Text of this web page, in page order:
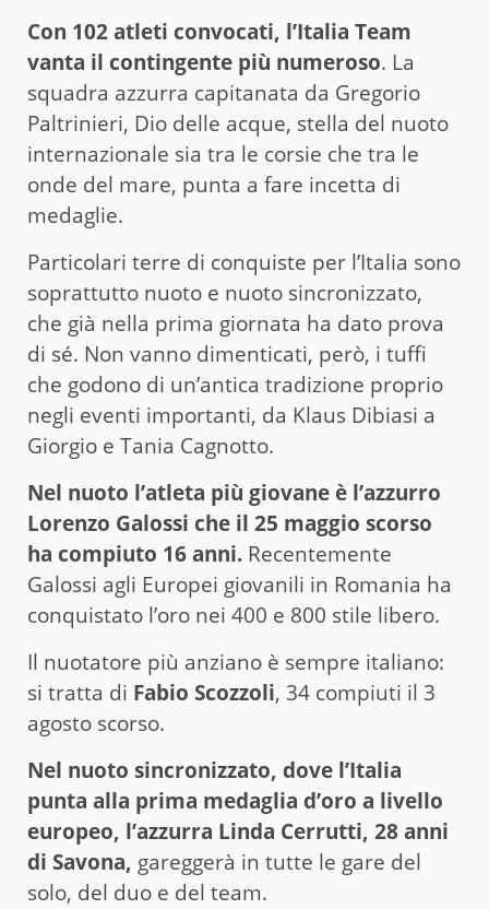
Con 102 atleti convocati, l’Italia Team
vanta il contingente più numeroso. La
squadra azzurra capitanata da Gregorio
Paltrinieri, Dio delle acque, stella del nuoto
internazionale sia tra le corsie che tra le
onde del mare, punta a fare incetta di
medaglie.
Particolari terre di conquiste per l’Italia sono
soprattutto nuoto e nuoto sincronizzato,
che già nella prima giornata ha dato prova
di sé. Non vanno dimenticati, però, i tuffi
che godono di un’antica tradizione proprio
negli eventi importanti, da Klaus Dibiasi a
Giorgio e Tania Cagnotto.
Nel nuoto l’atleta più giovane è l’azzurro
Lorenzo Galossi che il 25 maggio scorso
ha compiuto 16 anni. Recentemente
Galossi agli Europei giovanili in Romania ha
conquistato l’oro nei 400 e 800 stile libero.
Il nuotatore più anziano è sempre italiano:
si tratta di Fabio Scozzoli, 34 compiuti il 3
agosto scorso.
Nel nuoto sincronizzato, dove l’Italia
punta alla prima medaglia d’oro a livello
europeo, l’azzurra Linda Cerrutti, 28 anni
di Savona, gareggerà in tutte le gare del
solo, del duo e del team.